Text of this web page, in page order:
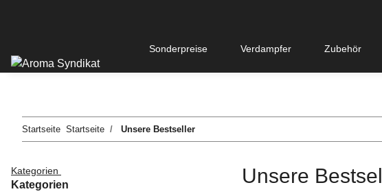
Sonderpreise Verdampfer Zubehör
Startseite Startseite Unsere Bestseller
Unsere
Kategorien
Kategorien